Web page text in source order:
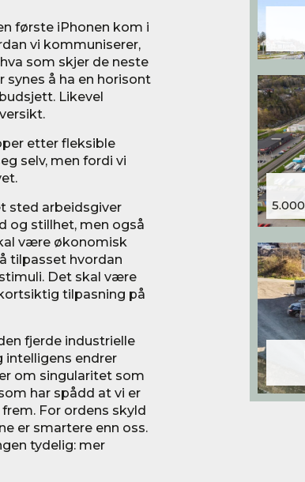
første iPhonen kom i
vi kommuniserer,
som skjer de neste
å ha en horisont
Likevel
etter fleksible
selv, men fordi vi
sted arbeidsgiver
og stillhet, men også
være økonomisk
tilpasset hvordan
Det skal være
tilpasning på
fjerde industrielle
intelligens endrer
om singularitet som
har spådd at vi er
For ordens skyld
er smartere enn oss.
tydelig: mer
5.000